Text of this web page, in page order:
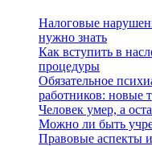
Налоговые
нужно знать
Как вступить в
процедуры
Обязательное
работников: новые
Человек умер, а
Можно ли быть
Правовые аспекты